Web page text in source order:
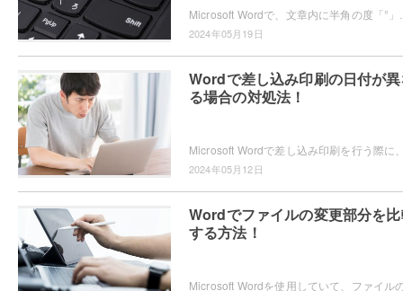
2024年05月19日
Wordで差し込み印刷の日付が
る場合の対処法！
2024年05月12日
Wordでファイルの変更部分を
する方法！